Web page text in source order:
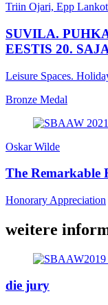
Triin Ojari, Epp
SUVILA.
EESTIS 20.
Leisure Spaces.
Bronze Medal
Oskar Wilde
The Remarkable
Honorary Appreciation
weitere
die jury